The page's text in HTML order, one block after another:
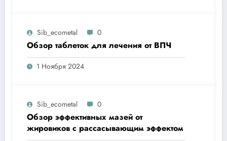
Sib_ecometal 0
Обзор таблеток для лечения от ВПЧ
1 Ноября 2024
Sib_ecometal 0
Обзор эффективных мазей от
жировиков с рассасывающим эффектом